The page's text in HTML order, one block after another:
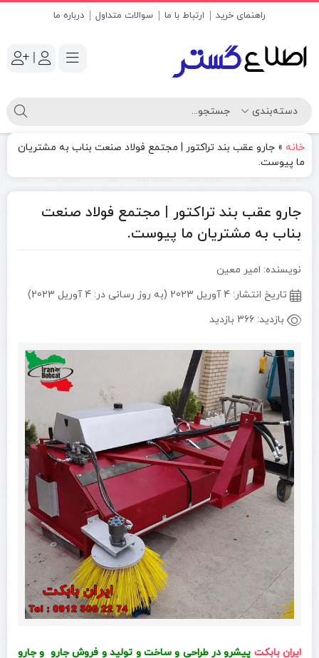
راهنمای خرید ارتباط با ما سوالات متداول درباره ما
|
خانه » جارو عقب بند تراکتور | مجتمع فولاد صنعت بناب به مشتریان
ما پیوست.
جارو عقب بند تراکتور | مجتمع فولاد صنعت
بناب به مشتریان ما پیوست.
نویسنده: امیر معین
تاریخ انتشار: 4 آوریل 2023 (به روز رسانی در: 4 آوریل 2023)
بازدید: 366 بازدید
ایران بابکت پیشرو در طراحی و ساخت و تولید و فروش جارو و جارو